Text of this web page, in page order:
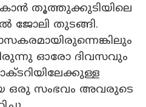
തൂത്തുക്കുടിയിലെ
ജോലി തുടങ്ങി.
ഓരോ ദിവസവും
ഒരു സംഭവം അവരുടെ